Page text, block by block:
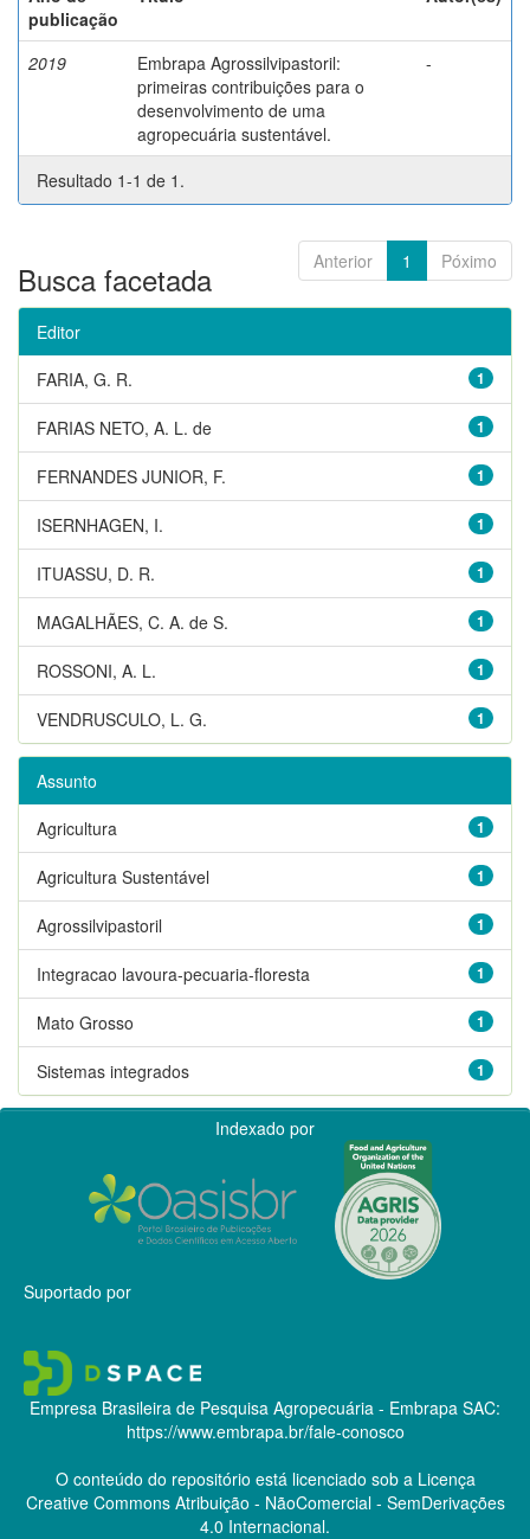
publicação
2019
Embrapa Agrossilvipastoril:
primeiras contribuições para o
desenvolvimento de uma
agropecuária sustentável.
-
Resultado 1-1 de 1.
Anterior 1 Póximo
Busca facetada
Editor
1
FARIA, G. R.
1
FARIAS NETO, A. L. de
1
FERNANDES JUNIOR, F.
1
ISERNHAGEN, I.
1
ITUASSU, D. R.
1
MAGALHÃES, C. A. de S.
1
ROSSONI, A. L.
1
VENDRUSCULO, L. G.
Assunto
1
Agricultura
1
Agricultura Sustentável
1
Agrossilvipastoril
1
Integracao lavoura-pecuaria-floresta
1
Mato Grosso
1
Sistemas integrados
Indexado por
Suportado por
Empresa Brasileira de Pesquisa Agropecuária - Embrapa SAC:
https://www.embrapa.br/fale-conosco
O conteúdo do repositório está licenciado sob a Licença
Creative CommonsAtribuição - NãoComercial - SemDerivações
4.0 Internacional.